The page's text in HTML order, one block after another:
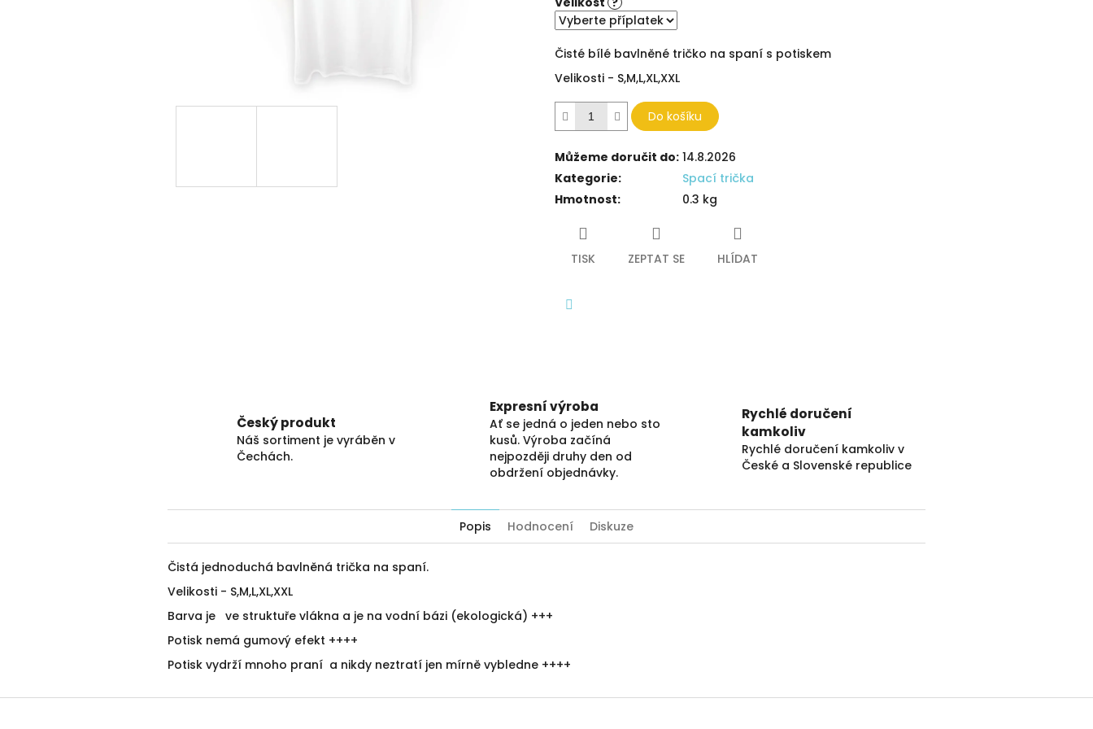
Čisté bílé bavlněné tričko na spaní s potiskem
Velikosti - S,M,L,XL,XXL
Do košíku
Můžeme doručit do: 14.8.2026
Kategorie:
Spací trička
Hmotnost: 0.3 kg
TISK ZEPTAT SE HLÍDAT
Český produkt
Náš sortiment je vyráběn v
Čechách.
Expresní výroba
Ať se jedná o jeden nebo sto
kusů. Výroba začíná
nejpozději druhy den od
obdržení objednávky.
Rychlé doručení
kamkoliv
Rychlé doručení kamkoliv v
České a Slovenské republice
Popis Hodnocení Diskuze
Čistá jednoduchá bavlněná trička na spaní.
Velikosti - S,M,L,XL,XXL
Barva je ve struktuře vlákna a je na vodní bázi (ekologická) +++
Potisk nemá gumový efekt ++++
Potisk vydrží mnoho praní a nikdy neztratí jen mírně vybledne ++++